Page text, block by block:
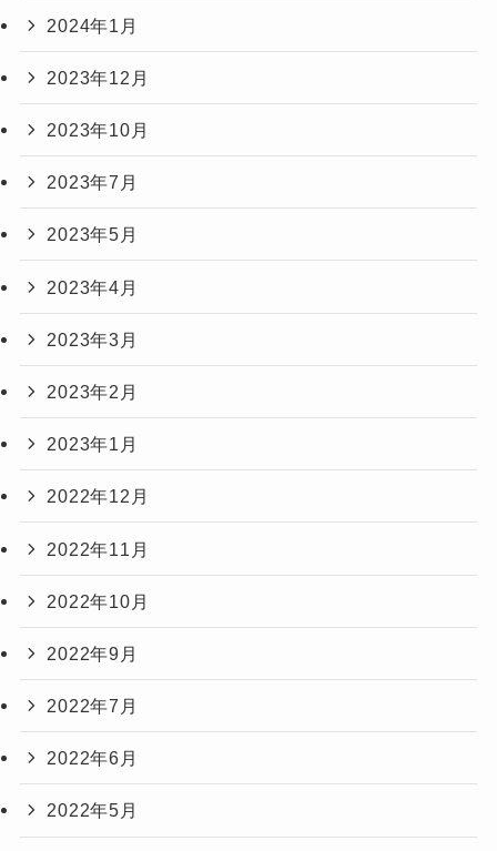
2024年1月
2023年12月
2023年10月
2023年7月
2023年5月
2023年4月
2023年3月
2023年2月
2023年1月
2022年12月
2022年11月
2022年10月
2022年9月
2022年7月
2022年6月
2022年5月